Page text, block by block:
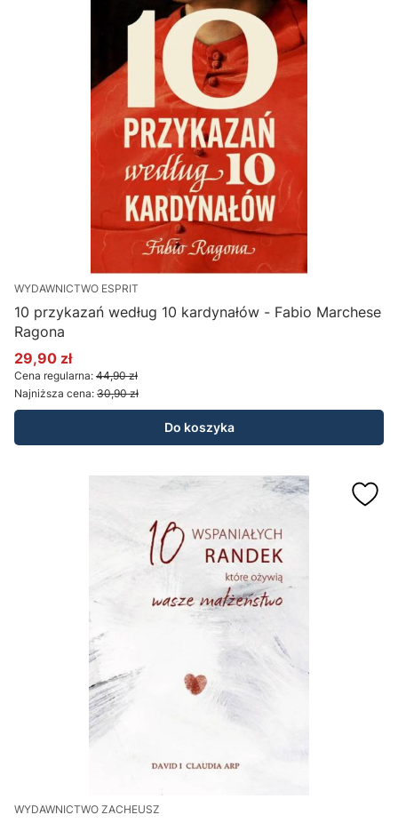
WYDAWNICTWO ESPRIT
10 przykazań według 10 kardynałów - Fabio Marchese
Ragona
Cena promocyjna
29,90 zł
Cena regularna: 44,90 zł
Najniższa cena: 30,90 zł
Do koszyka
WYDAWNICTWO ZACHEUSZ